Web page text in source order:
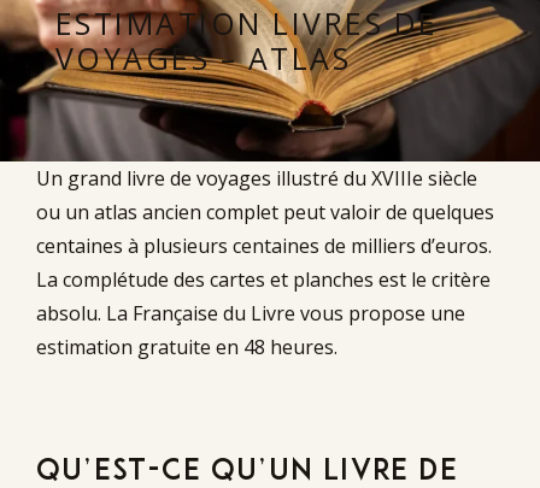
ESTIMATION LIVRES DE
VOYAGES – ATLAS
Un grand livre de voyages illustré du XVIIIe siècle
ou un atlas ancien complet peut valoir de quelques
centaines à plusieurs centaines de milliers d’euros.
La complétude des cartes et planches est le critère
absolu. La Française du Livre vous propose une
estimation gratuite en 48 heures.
QU’EST-CE QU’UN LIVRE DE